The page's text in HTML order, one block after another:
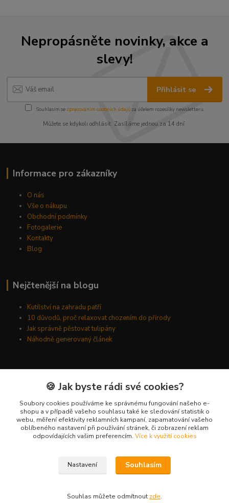
Nepropásněte novinky, akce a
slevy!
Přihlásit se
Souhlasím se zpracováním osobních údajůza účelem rozesílky newsletteru.
Můžete se kdykoli odhlásit. Zasíláme jednou za 14 dní.
Informace pro zákazníky
O nás
Vše o nákupu
Obchodní podmínky
Fotogalerie
Kontakty
Blog
Nejčtenější na blogu
Kutilství na zahradu patří
10 důvodů, proč relaxovat chozením do přírody
Jak správně pěstovat tulipány
Náhodně generovaný článek
Plzeň, 312 00
+420 603 332 100
🍪 Jak byste rádi své cookies?
Soubory cookies používáme ke správnému fungování našeho e-
shopu a v případě vašeho souhlasu také ke sledování statistik o
webu, měření efektivity reklamních kampaní, zapamatování vašeho
oblíbeného nastavení při používání stránek, či zobrazení reklam
odpovídajících vašim preferencím. Více k využití cookies
Nastavení Souhlasím
Souhlas můžete odmítnout zde.